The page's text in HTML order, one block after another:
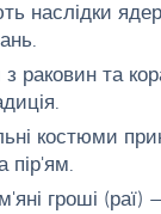
наслідки
раковин та
костюми
пір'ям.
гроші (раї)